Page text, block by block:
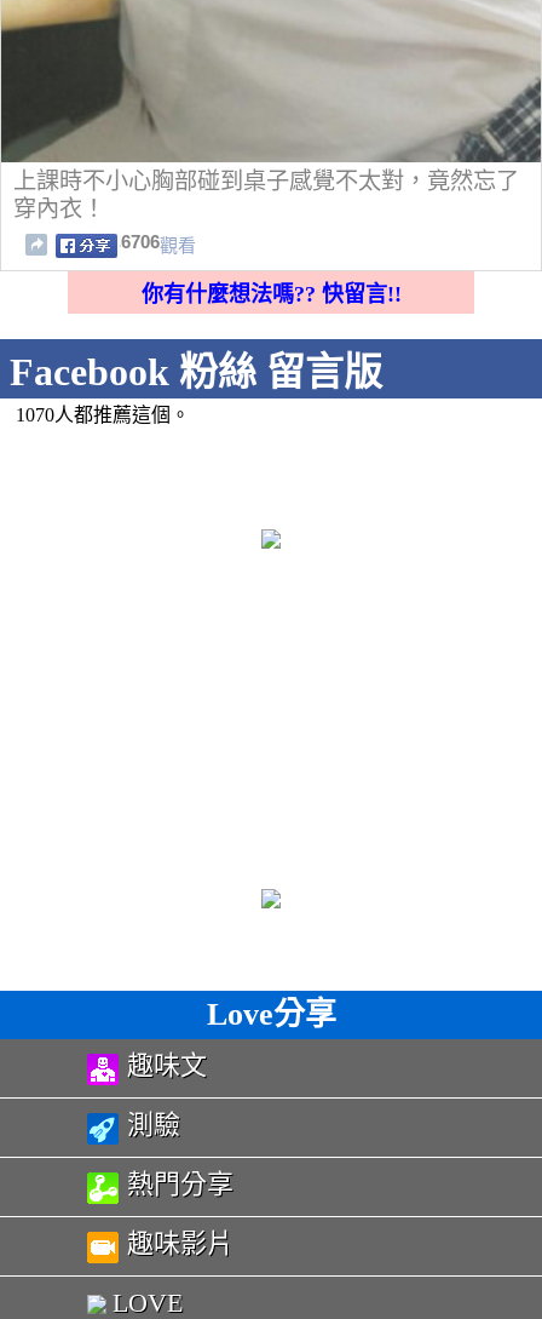
上課時不小心胸部碰到桌子感覺不太對，竟然忘了
穿內衣！
6706觀看
你有什麼想法嗎?? 快留言!!
Facebook 粉絲 留言版
1070人都推薦這個。
Love分享
趣味文
測驗
熱門分享
趣味影片
LOVE